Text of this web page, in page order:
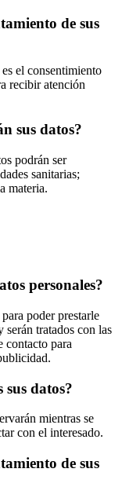
de sus
el consentimiento
recibir atención
sus datos?
podrán ser
sanitarias;
materia.
personales?
poder prestarle
tratados con las
contacto para
datos?
mientras se
con el interesado.
de sus